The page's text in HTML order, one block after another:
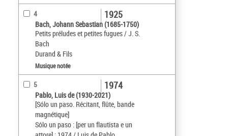
4
Bach, Johann Sebastian (1685-1750)
Petits préludes et petites fugues / J. S.
Bach
Durand & Fils
1925
Musique notée
5
Pablo, Luis de (1930-2021)
[Sólo un paso. Récitant, flûte, bande
magnétique]
Sólo un paso : [per un flautista e un
1974